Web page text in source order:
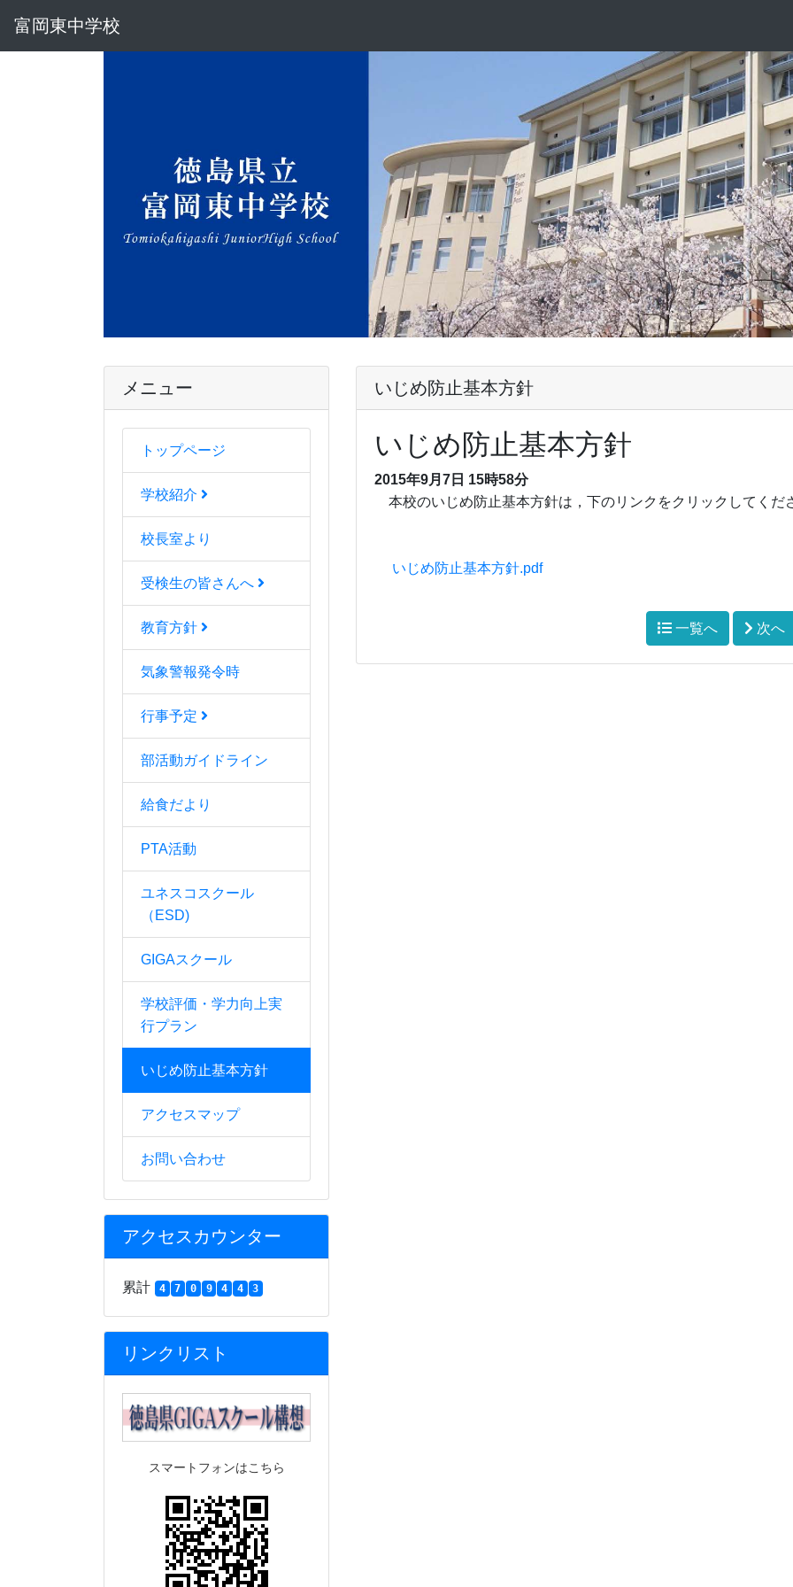
富岡東中学校
メニュー
トップページ
学校紹介
校長室より
受検生の皆さんへ
教育方針
気象警報発令時
行事予定
部活動ガイドライン
給食だより
PTA活動
ユネスコスクール
（ESD)
GIGAスクール
学校評価・学力向上実
行プラン
いじめ防止基本方針
アクセスマップ
お問い合わせ
アクセスカウンター
累計 4 7 0 9 4 4 3
リンクリスト
スマートフォンはこちら
いじめ防止基本方針
いじめ防止基本方針
2015年9月7日 15時58分
本校のいじめ防止基本方針は，下のリンクをクリックしてくだ
いじめ防止基本方針.pdf
一覧へ 次へ